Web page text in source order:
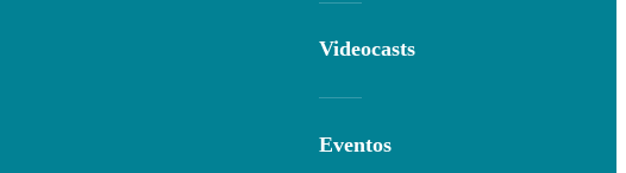
Videocasts
Eventos